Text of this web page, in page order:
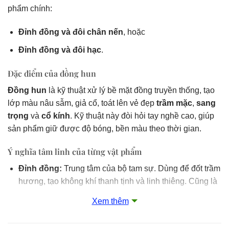
phẩm chính:
Đỉnh đồng và đôi chân nến, hoặc
Đỉnh đồng và đôi hạc.
Đặc điểm của đồng hun
Đồng hun là kỹ thuật xử lý bề mặt đồng truyền thống, tạo
lớp màu nâu sẫm, giả cổ, toát lên vẻ đẹp trầm mặc, sang
trọng và cổ kính. Kỹ thuật này đòi hỏi tay nghề cao, giúp
sản phẩm giữ được độ bóng, bền màu theo thời gian.
Ý nghĩa tâm linh của từng vật phẩm
Đỉnh đồng: Trung tâm của bộ tam sự. Dùng để đốt trầm
hương, tạo không khí thanh tịnh và linh thiêng. Cũng là
Xem thêm